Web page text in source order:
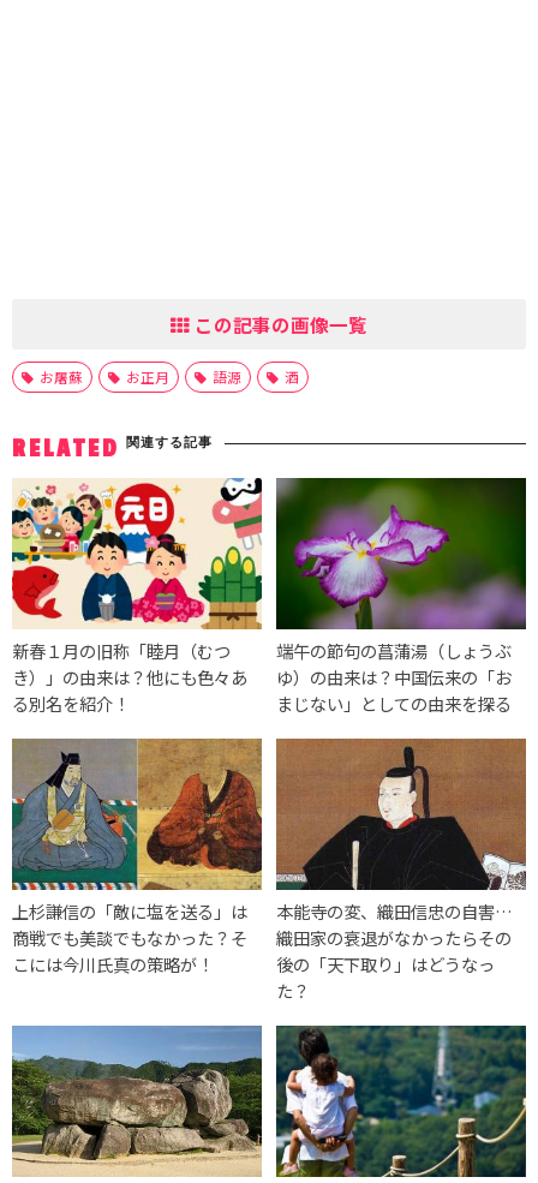
この記事の画像一覧
お屠蘇 お正月 語源 酒
RELATED 関連する記事
新春１月の旧称「睦月（むつ
き）」の由来は？他にも色々あ
る別名を紹介！
端午の節句の菖蒲湯（しょうぶ
ゆ）の由来は？中国伝来の「お
まじない」としての由来を探る
上杉謙信の「敵に塩を送る」は
商戦でも美談でもなかった？そ
こには今川氏真の策略が！
本能寺の変、織田信忠の自害…
織田家の衰退がなかったらその
後の「天下取り」はどうなっ
た？